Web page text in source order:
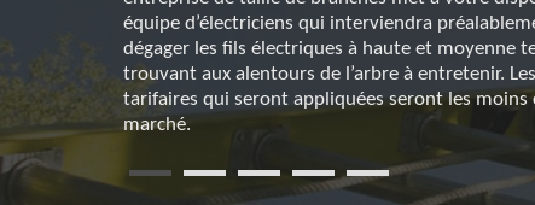
équipe d’électriciens qui interviendra
dégager les fils électriques à haute et moyenne
trouvant aux alentours de l’arbre à entretenir.
tarifaires qui seront appliquées seront les moins
marché.